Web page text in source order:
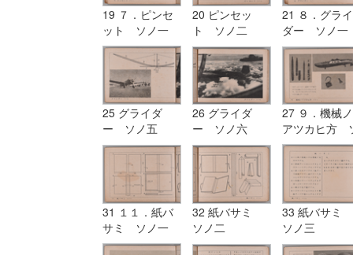
19 ７．ピンセ
ット ソノ一
20 ピンセッ
ト ソノ二
21 ８．グライ
ダー ソノ一
25 グライダ
ー ソノ五
26 グライダ
ー ソノ六
27 ９．機械ノ
アツカヒ方
ノ一
31 １１．紙バ
サミ ソノ一
32 紙バサミ
ソノ二
33 紙バサミ
ソノ三